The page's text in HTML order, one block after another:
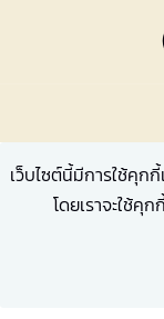
เว็บไซต์นี้มีการใช้คุก
โดยเราจะใช้คุ